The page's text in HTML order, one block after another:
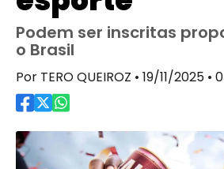
Podem ser inscritas
o Brasil
Por TERO QUEIROZ • 19/11/2025 •